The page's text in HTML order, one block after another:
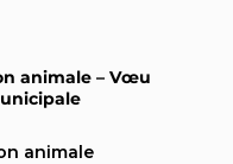
animale – Vœu
animale